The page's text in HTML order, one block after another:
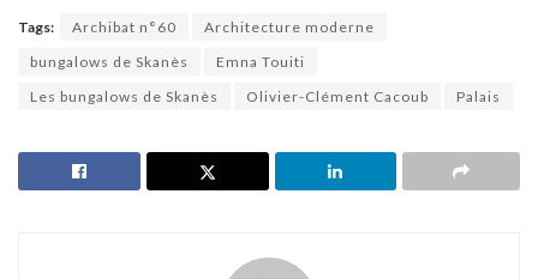
Tags: Archibat n°60
Architecture moderne
bungalows de Skanès
Emna Touiti
Les bungalows de Skanès
Olivier-Clément Cacoub Palais